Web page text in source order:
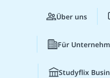
Über uns
Für
Studyflix